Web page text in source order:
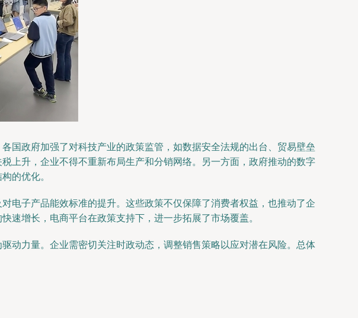
国政府加强了对科技产业的政策监管，如数据安全法规的出台、贸易壁垒
上升，企业不得不重新布局生产和分销网络。另一方面，政府推动的数字
的优化。
电子产品能效标准的提升。这些政策不仅保障了消费者权益，也推动了企
速增长，电商平台在政策支持下，进一步拓展了市场覆盖。
动力量。企业需密切关注时政动态，调整销售策略以应对潜在风险。总体